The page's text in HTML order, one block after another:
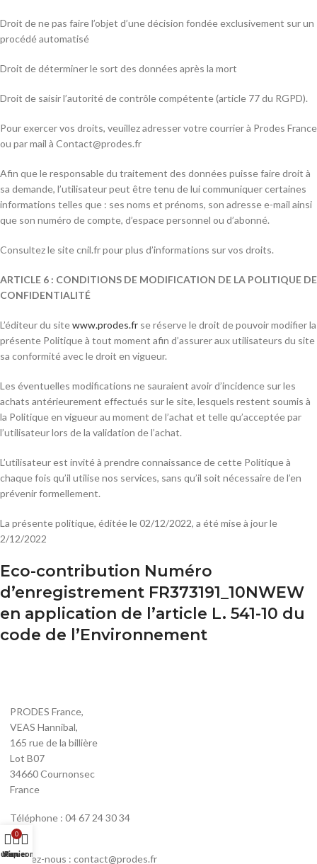
Droit de ne pas faire l’objet d’une décision fondée exclusivement sur un
procédé automatisé
Droit de déterminer le sort des données après la mort
Droit de saisir l’autorité de contrôle compétente (article 77 du RGPD).
Pour exercer vos droits, veuillez adresser votre courrier à Prodes France
ou par mail à Contact@prodes.fr
Afin que le responsable du traitement des données puisse faire droit à
sa demande, l’utilisateur peut être tenu de lui communiquer certaines
informations telles que : ses noms et prénoms, son adresse e-mail ainsi
que son numéro de compte, d’espace personnel ou d’abonné.
Consultez le site cnil.fr pour plus d’informations sur vos droits.
ARTICLE 6 : CONDITIONS DE MODIFICATION DE LA POLITIQUE DE
CONFIDENTIALITÉ
L’éditeur du sitewww.prodes.fr se réserve le droit de pouvoir modifier la
présente Politique à tout moment afin d’assurer aux utilisateurs du site
sa conformité avec le droit en vigueur.
Les éventuelles modifications ne sauraient avoir d’incidence sur les
achats antérieurement effectués sur le site, lesquels restent soumis à
la Politique en vigueur au moment de l’achat et telle qu’acceptée par
l’utilisateur lors de la validation de l’achat.
L’utilisateur est invité à prendre connaissance de cette Politique à
chaque fois qu’il utilise nos services, sans qu’il soit nécessaire de l’en
prévenir formellement.
La présente politique, éditée le 02/12/2022, a été mise à jour le
2/12/2022
Eco-contribution Numéro
d’enregistrement FR373191_10NWEW
en application de l’article L. 541-10 du
code de l’Environnement
PRODES France,
VEAS Hannibal,
165 rue de la billière
Lot B07
34660 Cournonsec
France
Téléphone : 04 67 24 30 34
Écrivez-nous : contact@prodes.fr
0
Panier
Mon compte